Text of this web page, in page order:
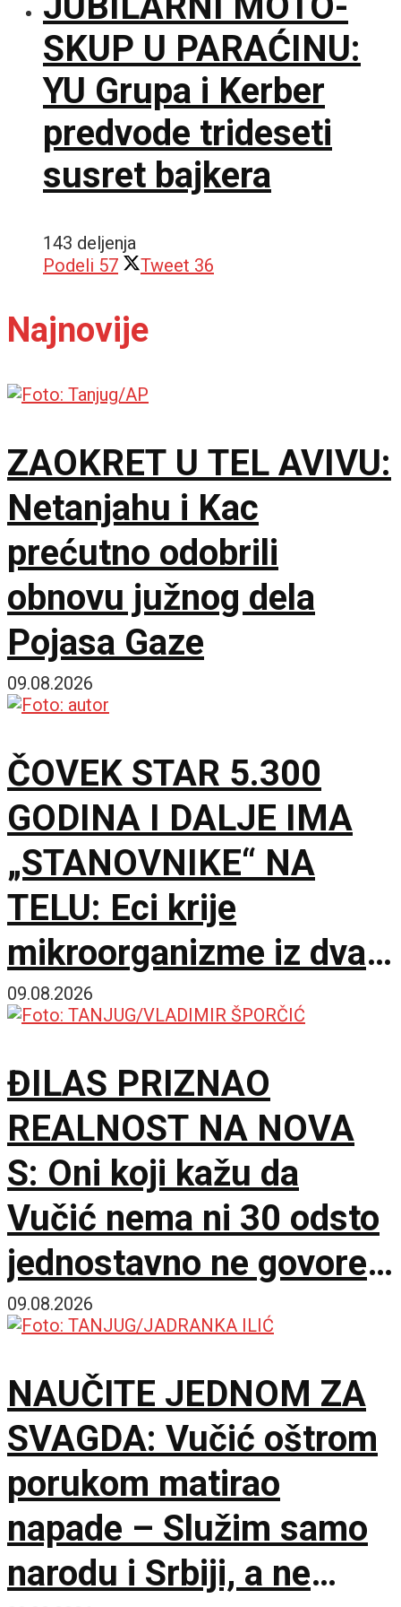
SKUP U PARAĆINU:
YU Grupa i Kerber
predvode trideseti
susret bajkera
143 deljenja
Podeli 57 Tweet 36
Najnovije
ZAOKRET U TEL AVIVU:
Netanjahu i Kac
prećutno odobrili
obnovu južnog dela
Pojasa Gaze
09.08.2026
ČOVEK STAR 5.300
GODINA I DALJE IMA
„STANOVNIKE“ NA
TELU: Eci krije
mikroorganizme iz dva
potpuno različita sveta
09.08.2026
ĐILAS PRIZNAO
REALNOST NA NOVA
S: Oni koji kažu da
Vučić nema ni 30 odsto
jednostavno ne govore
istinu
09.08.2026
NAUČITE JEDNOM ZA
SVAGDA: Vučić oštrom
porukom matirao
napade – Služim samo
narodu i Srbiji, a ne